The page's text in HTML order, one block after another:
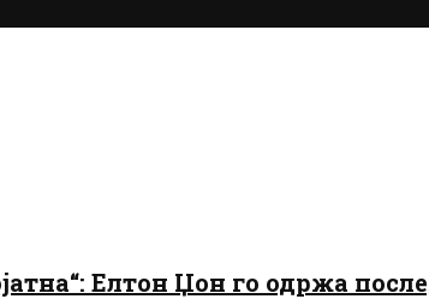
Елтон Џон го одржа